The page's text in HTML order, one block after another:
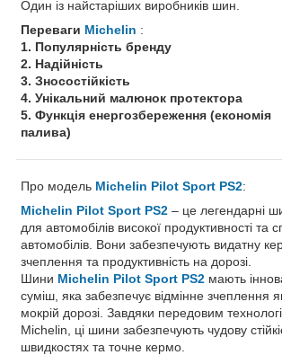
Один із найстаріших виробників шин.
Переваги Michelin :
1. Популярність бренду
2. Надійність
3. Зносостійкість
4. Унікальний малюнок протектора
5. Функція енергозбереження (економія
палива)
Про модель Michelin Pilot Sport PS2:
Michelin Pilot Sport PS2 – це легендарні
для автомобілів високої продуктивності та
автомобілів. Вони забезпечують видатну
зчеплення та продуктивність на дорозі.
Шини Michelin Pilot Sport PS2 мають
суміш, яка забезпечує відмінне зчеплення
мокрій дорозі. Завдяки передовим
Michelin, ці шини забезпечують чудову
швидкостях та точне кермо.